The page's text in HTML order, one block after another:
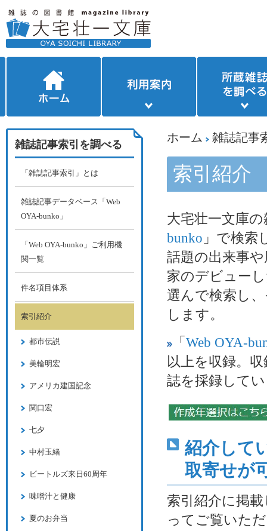
ホーム 雑誌記事
索引紹介
大宅壮一文庫
bunko 」で検索
話題の出来事
家のデビュー
選んで検索し
します。
「 Web OYA-
以上を収録。
誌を採録して
紹介して
取寄せが
索引紹介に掲
ってご覧いた
雑誌記事索引を調べる
「雑誌記事索引」とは
雑誌記事データベース「Web
OYA-bunko」
「Web OYA-bunko」ご利用機
関一覧
件名項目体系
索引紹介
都市伝説
美輪明宏
アメリカ建国記念
関口宏
七夕
中村玉緒
ビートルズ来日60周年
味噌汁と健康
夏のお弁当